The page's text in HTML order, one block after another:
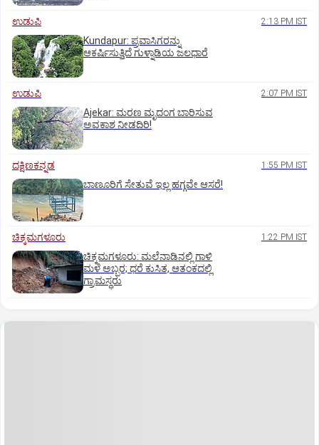
ಉಡುಪಿ 2:13 PM IST
Kundapur: ಪ್ರವಾಸಿಗರನ್ನು
ಆಕರ್ಷಿಸುತ್ತಿದೆ ಗುಳ್ನಾಡಿಯ ಜಲಧಾರೆ
ಉಡುಪಿ 2:07 PM IST
Ajekar: ಮರಣ ಮೃದಂಗ ಬಾರಿಸುವ
ಅವಕಾಶ ನೀಡದಿರಿ!
ದಕ್ಷಿಣಕನ್ನಡ 1:55 PM IST
ಬಾಣೂರಿಗೆ ಸೇತುವೆ ಇಲ್ಲ ಹಗ್ಗವೇ ಆಸರೆ!
ಚಿಕ್ಕಮಗಳೂರು 1:22 PM IST
ಚಿಕ್ಕಮಗಳೂರು: ಮಲೆನಾಡಿನಲ್ಲಿ ಗಾಳಿ
ಮಳೆ ಅಬ್ಬರ; ಧರೆ ಕುಸಿತ, ಆತಂಕದಲ್ಲಿ
ಗ್ರಾಮಸ್ಥರು